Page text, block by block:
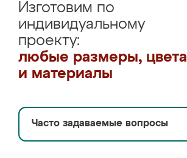
Изготовим по
индивидуальному
проекту:
любые размеры, цвета
и материалы
Часто задаваемые вопросы